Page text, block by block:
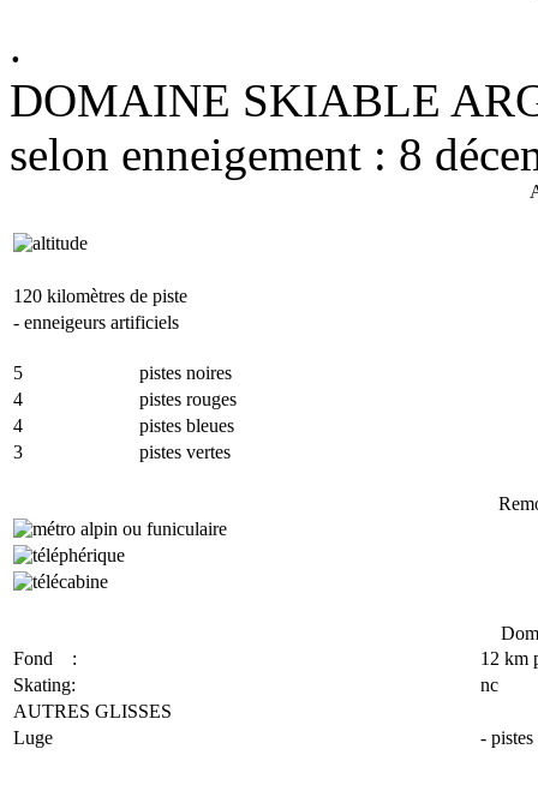
.
DOMAINE SKIABLE
selon enneigement : 8
120 kilomètres de piste
- enneigeurs artificiels
5
pistes noires
4
pistes rouges
4
pistes bleues
3
pistes vertes
Fond :
12 km
Skating:
nc
AUTRES GLISSES
Luge
- pistes